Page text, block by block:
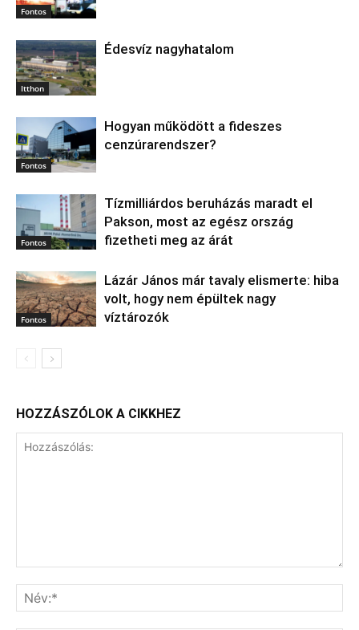
Fontos
Itthon
Édesvíz nagyhatalom
Fontos
Hogyan működött a fideszes
cenzúrarendszer?
Fontos
Tízmilliárdos beruházás maradt el
Pakson, most az egész ország
fizetheti meg az árát
Fontos
Lázár János már tavaly elismerte: hiba
volt, hogy nem épültek nagy
víztározók
HOZZÁSZÓLOK A CIKKHEZ